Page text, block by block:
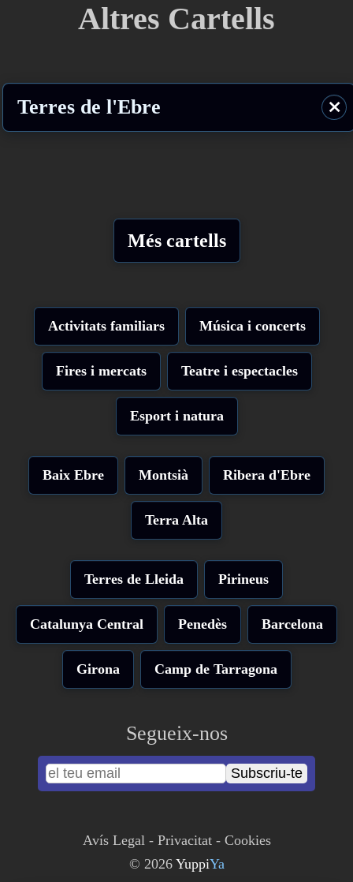
Altres Cartells
Terres de l'Ebre ⨯
Més cartells
Activitats familiars Música i concerts
Fires i mercats Teatre i espectacles
Esport i natura
Baix Ebre Montsià Ribera d'Ebre
Terra Alta
Terres de Lleida Pirineus
Catalunya Central Penedès Barcelona
Girona Camp de Tarragona
Segueix-nos
Subscriu-te
Avís Legal- Privacitat- Cookies
© 2026 YuppiYa